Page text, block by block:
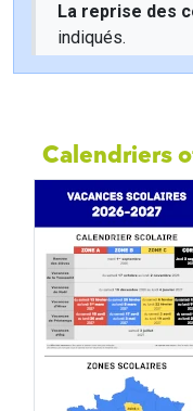
La reprise des
indiqués.
Calendriers